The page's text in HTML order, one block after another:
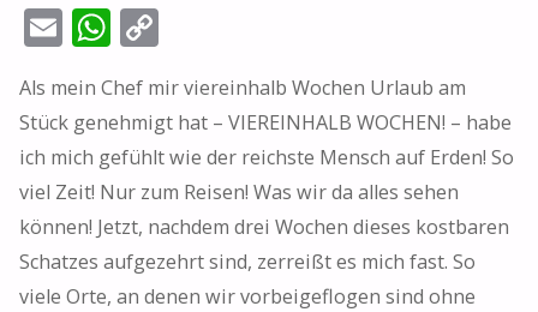
E
ai
l
W
at
s
A
p
p
p
y
Li
n
k
Als mein Chef mir viereinhalb Wochen Urlaub am
Stück genehmigt hat – VIEREINHALB WOCHEN! – habe
ich mich gefühlt wie der reichste Mensch auf Erden! So
viel Zeit! Nur zum Reisen! Was wir da alles sehen
können! Jetzt, nachdem drei Wochen dieses kostbaren
Schatzes aufgezehrt sind, zerreißt es mich fast. So
viele Orte, an denen wir vorbeigeflogen sind ohne